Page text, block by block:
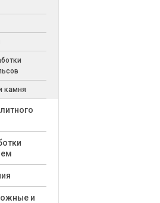
камня
и